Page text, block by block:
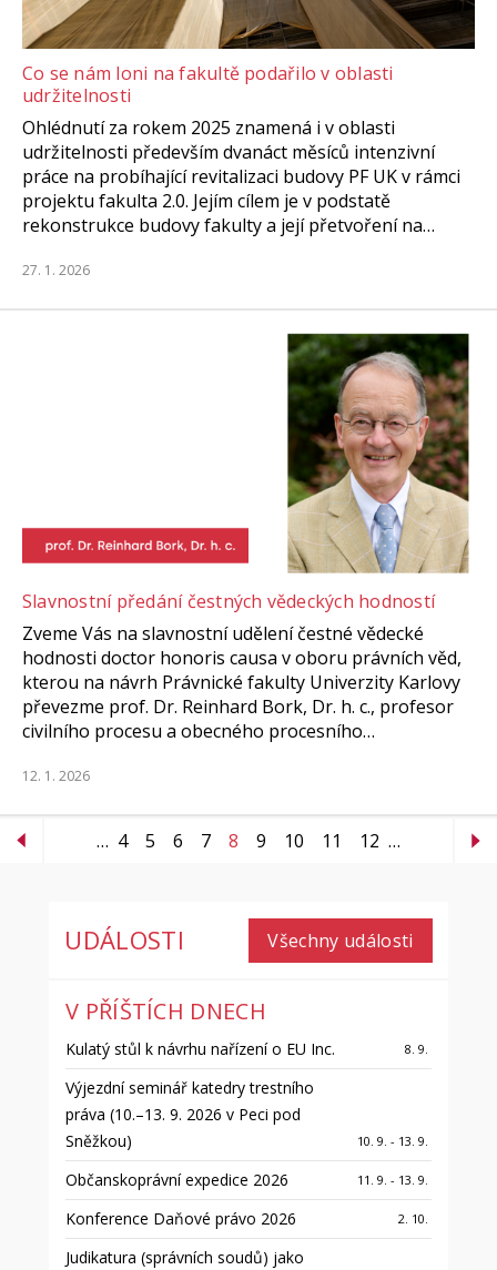
Co se nám loni na fakultě podařilo v oblasti
udržitelnosti
Ohlédnutí za rokem 2025 znamená i v oblasti
udržitelnosti především dvanáct měsíců intenzivní
práce na probíhající revitalizaci budovy PF UK v rámci
projektu fakulta 2.0. Jejím cílem je v podstatě
rekonstrukce budovy fakulty a její přetvoření na…
27. 1. 2026
Slavnostní předání čestných vědeckých hodností
Zveme Vás na slavnostní udělení čestné vědecké
hodnosti doctor honoris causa v oboru právních věd,
kterou na návrh Právnické fakulty Univerzity Karlovy
převezme prof. Dr. Reinhard Bork, Dr. h. c., profesor
civilního procesu a obecného procesního…
12. 1. 2026
… 4 5 6 7 8 9 10 11 12 …
UDÁLOSTI Všechny události
V PŘÍŠTÍCH DNECH
Kulatý stůl k návrhu nařízení o EU Inc. 8. 9.
Výjezdní seminář katedry trestního
práva (10.–13. 9. 2026 v Peci pod
Sněžkou)
10. 9. - 13. 9.
Občanskoprávní expedice 2026 11. 9. - 13. 9.
Konference Daňové právo 2026 2. 10.
Judikatura (správních soudů) jako